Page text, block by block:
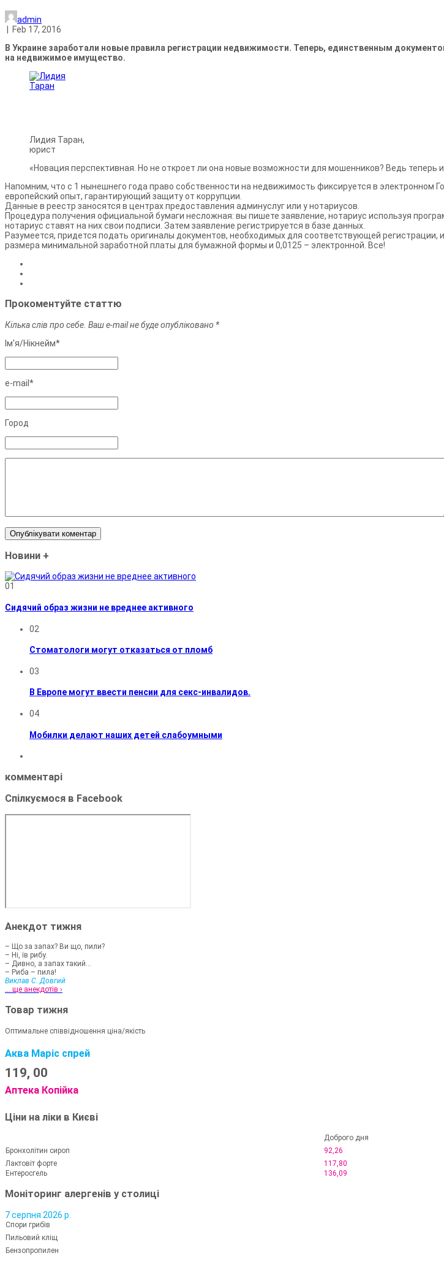
admin
Feb 17, 2016
В Украине заработали новые правила регистрации недвижимости. Теперь, единственным
на недвижимое имущество.
Лидия Таран,
юрист
«Новация перспективная. Но не откроет ли она новые возможности для мошенников? Ведь теперь
Напомним, что с 1 нынешнего года право собственности на недвижимость фиксируется в
европейский опыт, гарантирующий защиту от коррупции.
Данные в реестр заносятся в центрах предоставления админуслуг или у нотариусов.
Процедура получения официальной бумаги несложная: вы пишете заявление, нотариус используя
нотариус ставят на них свои подписи. Затем заявление регистрируется в базе данных.
Разумеется, придется подать оригиналы документов, необходимых для соответствующей
размера минимальной заработной платы для бумажной формы и 0,0125 – электронной. Все!
Прокоментуйте статтю
Кілька слів про себе. Ваш e-mail не буде опубліковано *
Ім'я/Нiкнейм*
e-mail*
Город
Новини +
01
Сидячий образ жизни не вреднее активного
02
Стоматологи могут отказаться от пломб
03
В Европе могут ввести пенсии для секс-инвалидов.
04
Мобилки делают наших детей слабоумными
комментарі
Спілкуємося в Facebook
Анекдот тижня
– Що за запах? Ви що, пили?
– Ні, їв рибу.
– Дивно, а запах такий...
– Риба – пила!
Виклав С. Довгий
... ще анекдотів ›
Товар тижня
Оптимальне співвідношення ціна/якість
Аква Маріс спрей
119, 00
Аптека Копійка
Ціни на ліки в Києві
Доброго дня
Бронхолітин сироп
92,26
Лактовіт форте
117,80
Ентеросгель
136,09
Моніторинг алергенів у столиці
7 серпня 2026 р.
Спори грибів
Пильовий кліщ
Бензопропилен